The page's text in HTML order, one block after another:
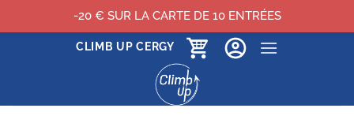
CLIMB UP CERGY
-20 € SUR LA CARTE DE 10 ENTRÉES